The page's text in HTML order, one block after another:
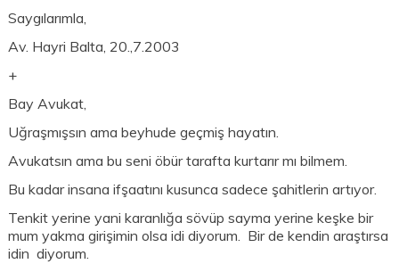
Saygılarımla,
Av. Hayri Balta, 20.,7.2003
+
Bay Avukat,
Uğraşmışsın ama beyhude geçmiş hayatın.
Avukatsın ama bu seni öbür tarafta kurtarır mı bilmem.
Bu kadar insana ifşaatını kusunca sadece şahitlerin artıyor.
Tenkit yerine yani karanlığa sövüp sayma yerine keşke bir
mum yakma girişimin olsa idi diyorum. Bir de kendin araştırsa
idin diyorum.